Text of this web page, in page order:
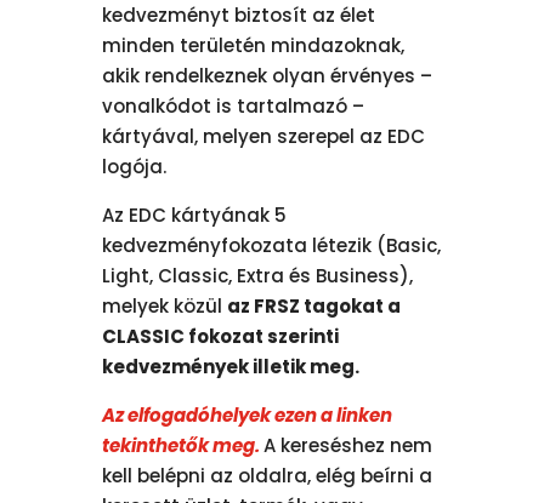
kedvezményt biztosít az élet
minden területén mindazoknak,
akik rendelkeznek olyan érvényes –
vonalkódot is tartalmazó –
kártyával, melyen szerepel az EDC
logója.
Az EDC kártyának 5
kedvezményfokozata létezik (Basic,
Light, Classic, Extra és Business),
melyek közül az FRSZ tagokat a
CLASSIC fokozat szerinti
kedvezmények illetik meg.
Az elfogadóhelyek ezen a linken
tekinthetők meg. A kereséshez nem
kell belépni az oldalra, elég beírni a